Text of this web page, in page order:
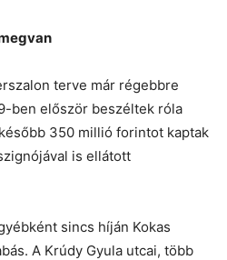
terve már régebbre
ben először beszéltek róla
350 millió forintot kaptak
is ellátott
sincs híján Kokas
A Krúdy Gyula utcai, több